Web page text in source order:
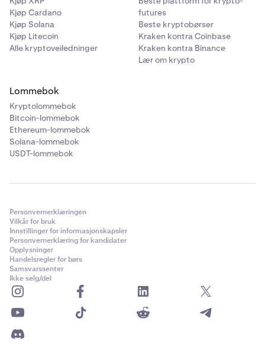
delt
Kjøp Cardano
Kjøp Solana
Kjøp Litecoin
Alle kryptoveiledninger
futures
Beste kryptobørser
Kraken kontra Coinbase
Kraken kontra Binance
Lær om krypto
Lommebok
Kryptolommebok
Bitcoin-lommebok
Ethereum-lommebok
Solana-lommebok
USDT-lommebok
Personvernerklæringen
Vilkår for bruk
Innstillinger for informasjonskapsler
Personvernerklæring for kandidater
Opplysninger
Handelsregler for børs
Samsvarssenter
Ikke selg/del